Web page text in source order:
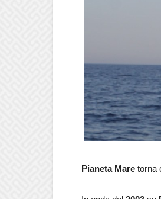
Pianeta Mare torna